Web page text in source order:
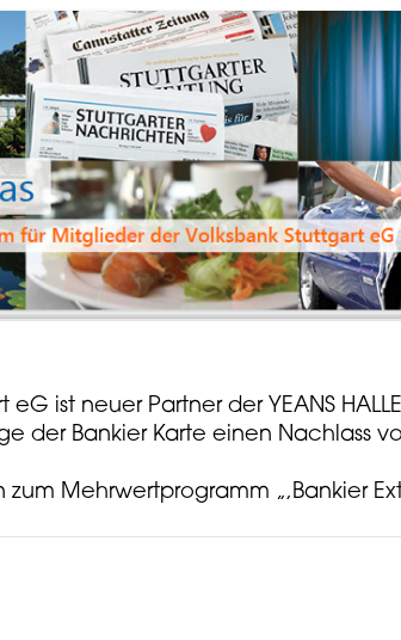
eG ist neuer Partner der YEANS
der Bankier Karte einen Nachlass
Mehrwertprogramm „,Bankier